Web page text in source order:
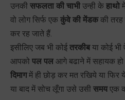
उनकी सफलता की चाभीउन्ही के हाथो
वो लोग सिर्फ एक कुंवे की मेंडककी तरह
कर रह जाते हैं.
इसीलिए जब भी कोईतरकीबया कोई
आपको पल पल आगे बढाने में सहायक हो
दिमागमें ही छोड़ कर मत रखिये या फिर
या बाद में सोच लूँगा उसे उसी समयएक